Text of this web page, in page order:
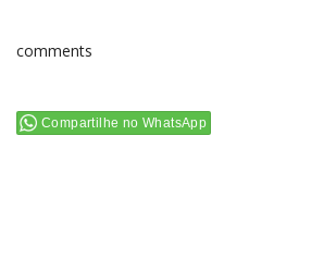
comments
Compartilhe no WhatsApp